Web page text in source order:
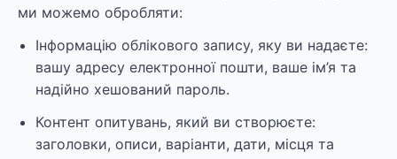
ми можемо обробляти:
Інформацію облікового запису, яку ви надаєте:
вашу адресу електронної пошти, ваше ім’я та
надійно хешований пароль.
Контент опитувань, який ви створюєте:
заголовки, описи, варіанти, дати, місця та